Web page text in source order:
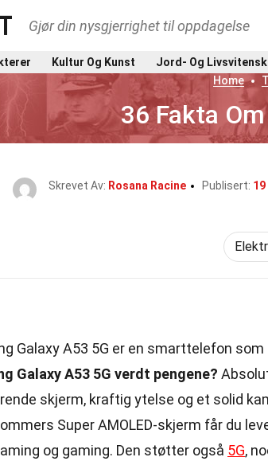
Gjør din nysgjerrighet til oppdagelse
Kultur Og Kunst Jord- Og
Home
36 Fakta
Skrevet Av: Rosana Racine Publisert: 19
Galaxy A53 5G er en smarttelefon
Galaxy A53 5G verdt pengene?
skjerm, kraftig ytelse og et solid
Super AMOLED-skjerm får du
og gaming. Den støtter også 5G,